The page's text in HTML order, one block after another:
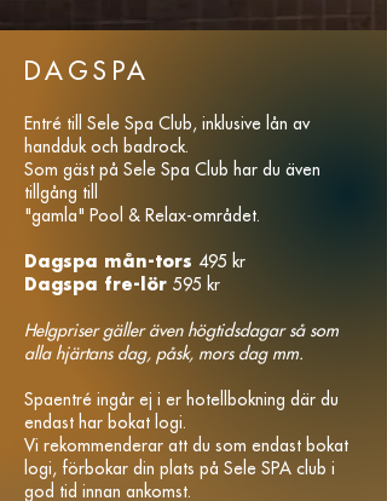
DAGSPA
Entré till Sele Spa Club, inklusive lån av
handduk och badrock.
Som gäst på Sele Spa Club har du även
tillgång till
"gamla" Pool & Relax-området.
Dagspa mån-tors 495 kr
Dagspa fre-lör 595 kr
Helgpriser gäller även högtidsdagar så som
alla hjärtans dag, påsk, mors dag mm.
Spaentré ingår ej i er hotellbokning där du
endast har bokat logi.
Vi rekommenderar att du som endast bokat
logi, förbokar din plats på Sele SPA club i
god tid innan ankomst.